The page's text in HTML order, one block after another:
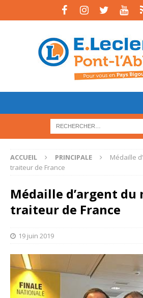
ACCUEIL PRINCIPALE
Médaille
traiteur de France
Médaille d’argent
traiteur de France
19 juin 2019